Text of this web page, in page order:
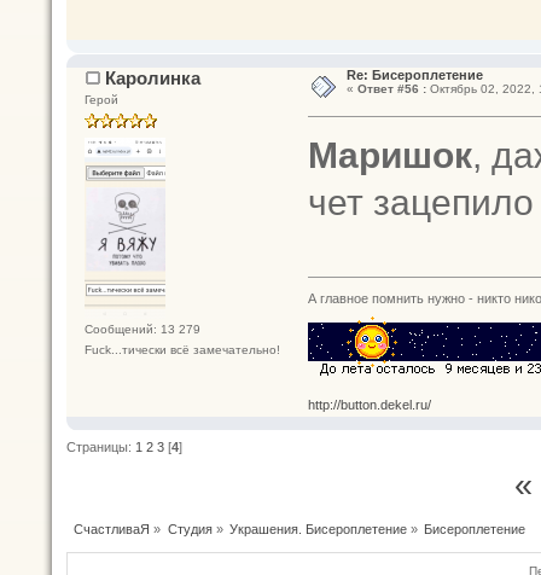
Каролинка
Герой
Сообщений: 13 279
Fuck...тически всё замечательно!
Re: Бисероплетение
« Ответ #56 :Октябрь 02, 2022,
Маришок,
чет зацепило
А главное помнить нужно - никто
http://button.dekel.ru/
Страницы: 1 2 3 [4]
СчастливаЯ » Студия» Украшения. Бисероплетение» Бисероплетение